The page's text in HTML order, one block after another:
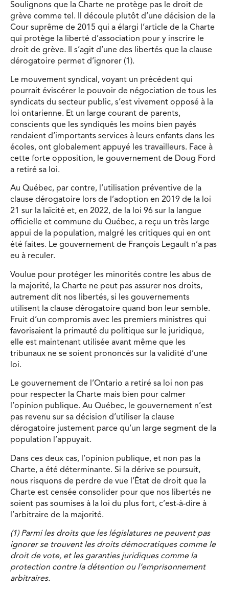
Soulignons que la Charte ne protège pas le droit de
grève comme tel. Il découle plutôt d’une décision de la
Cour suprême de 2015 qui a élargi l’article de la Charte
qui protège la liberté d’association pour y inscrire le
droit de grève. Il s’agit d’une des libertés que la clause
dérogatoire permet d’ignorer (1).
Le mouvement syndical, voyant un précédent qui
pourrait éviscérer le pouvoir de négociation de tous les
syndicats du secteur public, s’est vivement opposé à la
loi ontarienne. Et un large courant de parents,
conscients que les syndiqués les moins bien payés
rendaient d’importants services à leurs enfants dans les
écoles, ont globalement appuyé les travailleurs. Face à
cette forte opposition, le gouvernement de Doug Ford
a retiré sa loi.
Au Québec, par contre, l’utilisation préventive de la
clause dérogatoire lors de l’adoption en 2019 de la loi
21 sur la laïcité et, en 2022, de la loi 96 sur la langue
officielle et commune du Québec, a reçu un très large
appui de la population, malgré les critiques qui en ont
été faites. Le gouvernement de François Legault n’a pas
eu à reculer.
Voulue pour protéger les minorités contre les abus de
la majorité, la Charte ne peut pas assurer nos droits,
autrement dit nos libertés, si les gouvernements
utilisent la clause dérogatoire quand bon leur semble.
Fruit d’un compromis avec les premiers ministres qui
favorisaient la primauté du politique sur le juridique,
elle est maintenant utilisée avant même que les
tribunaux ne se soient prononcés sur la validité d’une
loi.
Le gouvernement de l’Ontario a retiré sa loi non pas
pour respecter la Charte mais bien pour calmer
l’opinion publique. Au Québec, le gouvernement n’est
pas revenu sur sa décision d’utiliser la clause
dérogatoire justement parce qu’un large segment de la
population l’appuyait.
Dans ces deux cas, l’opinion publique, et non pas la
Charte, a été déterminante. Si la dérive se poursuit,
nous risquons de perdre de vue l’État de droit que la
Charte est censée consolider pour que nos libertés ne
soient pas soumises à la loi du plus fort, c’est-à-dire à
l’arbitraire de la majorité.
(1) Parmi les droits que les législatures ne peuvent pas
ignorer se trouvent les droits démocratiques comme le
droit de vote, et les garanties juridiques comme la
protection contre la détention ou l’emprisonnement
arbitraires.